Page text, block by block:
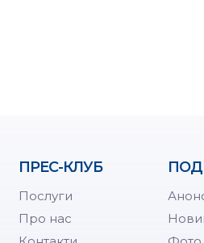
ПРЕС-КЛУБ
Послуги
Про нас